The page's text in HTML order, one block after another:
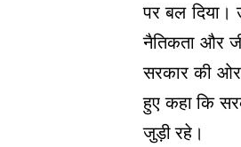
पर बल
नैतिकता और
सरकार की
हुए कहा कि
जुड़ी रहे।